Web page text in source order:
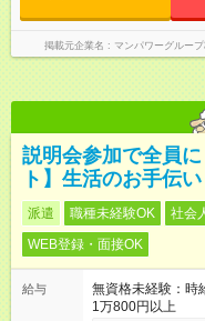
掲載元企業名 マンパワーグルー
説明会参加で全員
ト】生活のお手伝い
派遣 職種未経験OK 社会
WEB登録・面接OK
給与
無資格未経験：
1万800円以上